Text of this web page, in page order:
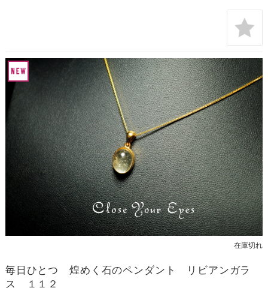
在庫切れ
毎日ひとつ 煌めく石のペンダント リビアンガラ
ス １１２